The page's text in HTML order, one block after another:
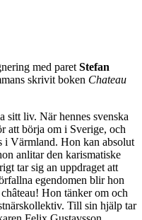
med paretStefan
skrivit boken Chateau
sitt liv. När hennes svenska
att börja om i Sverige, och
i Värmland. Hon kan absolut
anlitar den karismatiske
tar sig an uppdraget att
egendomen blir hon
Hon tänker om och
Till sin hjälp tar